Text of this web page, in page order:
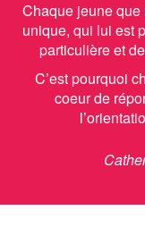
Chaque jeune que
unique, qui lui est
particulière et
C’est pourquoi
coeur de